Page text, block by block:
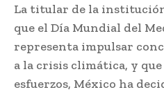
La titular de la
que el Día Mundial del
representa impulsar
a la crisis climática, y que
esfuerzos, México ha